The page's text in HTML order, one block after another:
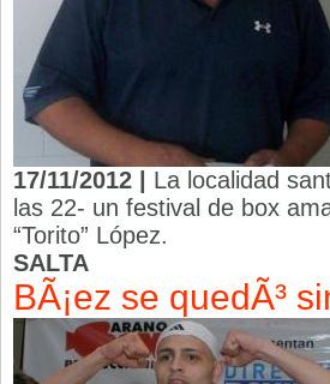
17/11/2012 | La localidad
las 22- un festival de box
“Torito” López.
SALTA
BÃ¡ez se quedÃ³